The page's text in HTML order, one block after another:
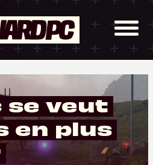
se veut
en plus